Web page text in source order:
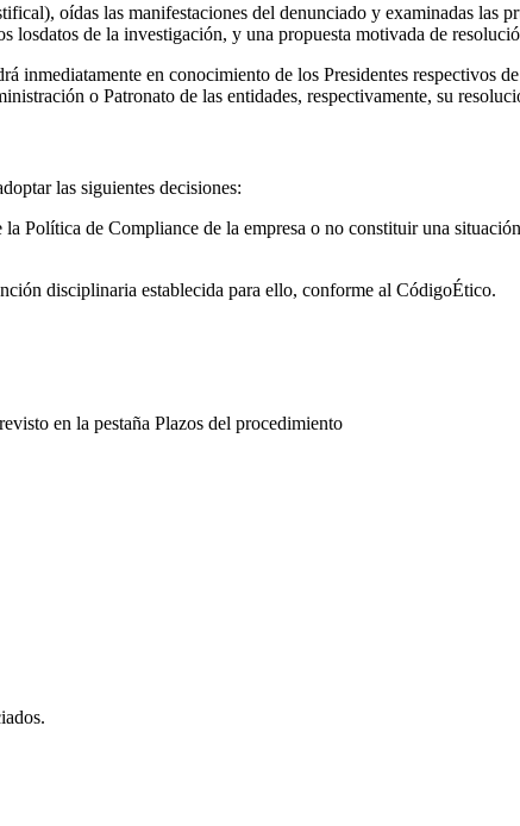
oídas las manifestaciones del denunciado y examinadas las
de la investigación, y una propuesta motivada de
en conocimiento de los Presidentes respectivos
o Patronato de las entidades, respectivamente, su
las siguientes decisiones:
de Compliance de la empresa o no constituir una
disciplinaria establecida para ello, conforme al CódigoÉtico.
en la pestaña Plazos del procedimiento